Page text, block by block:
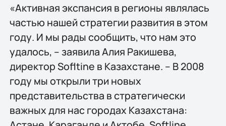
«Активная экспансия в регионы являлась
частью нашей стратегии развития в этом
году. И мы рады сообщить, что нам это
удалось, – заявила Алия Ракишева,
директор Sofltine в Казахстане. – В 2008
году мы открыли три новых
представительства в стратегически
важных для нас городах Казахстана: